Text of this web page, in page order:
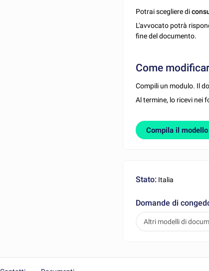
Potrai scegliere di
L'avvocato potrà
fine del documento.
Come
Compili un modulo. Il
Al termine, lo ricevi nei
Compila il modello
Stato: Italia
Domande di
Altri modelli di